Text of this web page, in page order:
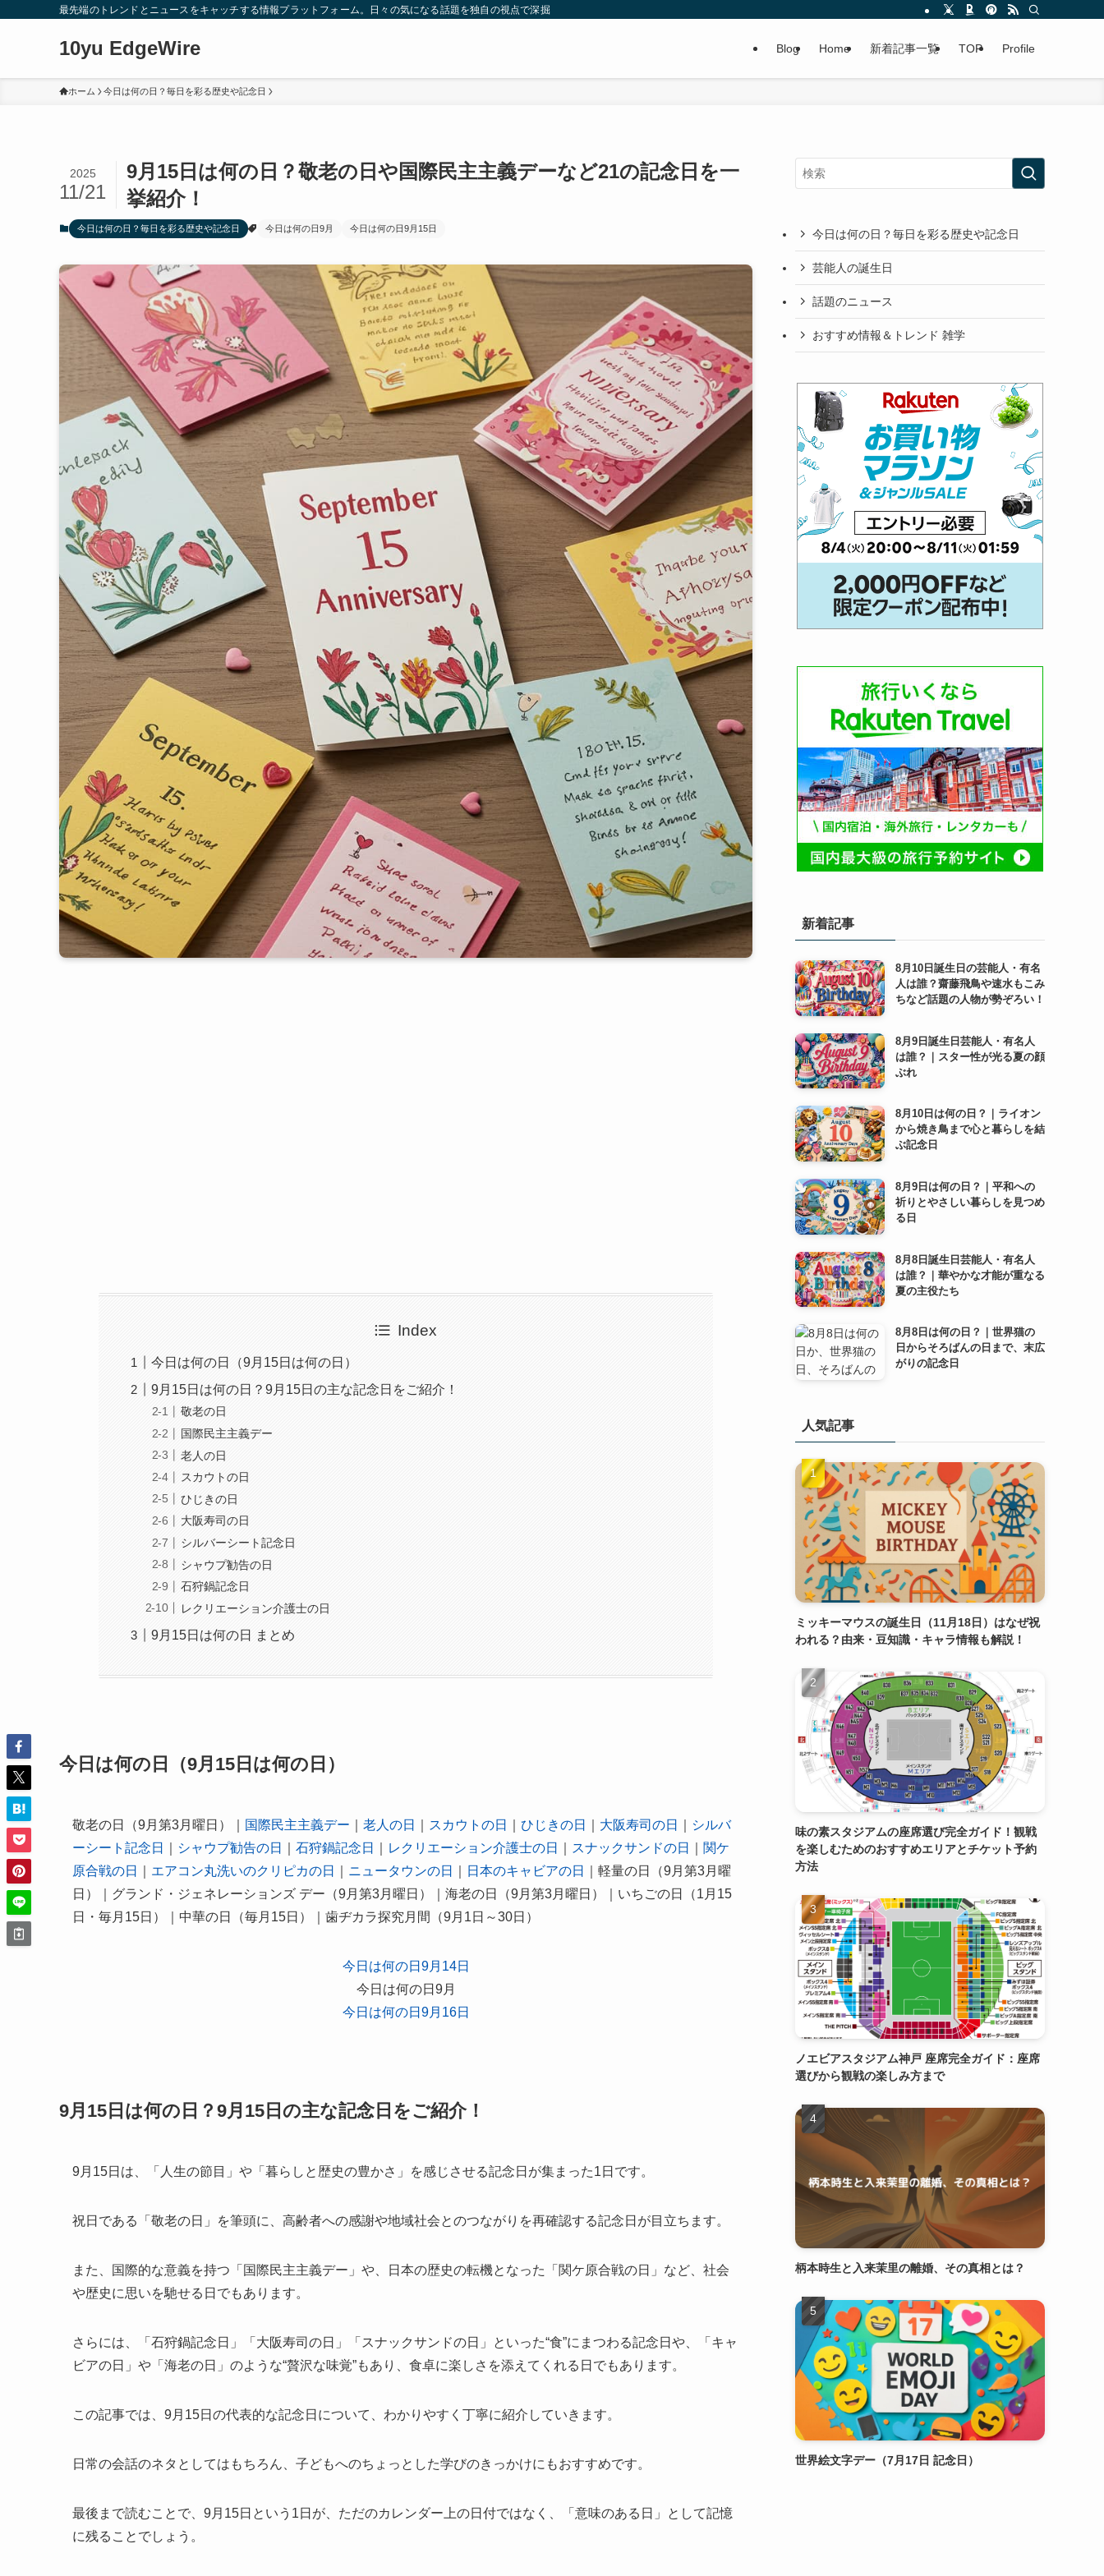
最先端のトレンドとニュースをキャッチする情報プラットフォーム。日々の気になる話題を独自の視点で深掘りしたコンテンツをお届けします。
10yu EdgeWire Blog Home 新着記事一覧 TOP Profile
ホーム 今日は何の日？毎日を彩る歴史や記念日
9月15日は何の日？敬老の日や国際民主主義デーなど21の記念日を一
挙紹介！
2025
11/21
今日は何の日？毎日を彩る歴史や記念日 今日は何の日9月 今日は何の日9月15日
Index
今日は何の日（9月15日は何の日）
9月15日は何の日？9月15日の主な記念日をご紹介！
敬老の日
国際民主主義デー
老人の日
スカウトの日
ひじきの日
大阪寿司の日
シルバーシート記念日
シャウプ勧告の日
石狩鍋記念日
レクリエーション介護士の日
9月15日は何の日 まとめ
今日は何の日（9月15日は何の日）
敬老の日（9月第3月曜日）｜ 国際民主主義デー 老人の日 スカウトの日 ひじきの日 大阪寿司の日
シルバ
ーシート記念日
シャウプ勧告の日 石狩鍋記念日 レクリエーション介護士の日 スナックサンドの日
関ケ
原合戦の日
エアコン丸洗いのクリピカの日 ニュータウンの日 日本のキャビアの日
｜軽量の日（9月第3月曜
日）｜グランド・ジェネレーションズ デー（9月第3月曜日）｜海老の日（9月第3月曜日）｜いちごの日（1月15
日・毎月15日）｜中華の日（毎月15日）｜歯ヂカラ探究月間（9月1日～30日）
今日は何の日9月14日
今日は何の日9月
今日は何の日9月16日
9月15日は何の日？9月15日の主な記念日をご紹介！
9月15日は、「人生の節目」や「暮らしと歴史の豊かさ」を感じさせる記念日が集まった1日です。
祝日である「敬老の日」を筆頭に、高齢者への感謝や地域社会とのつながりを再確認する記念日が目立ちます。
また、国際的な意義を持つ「国際民主主義デー」や、日本の歴史の転機となった「関ケ原合戦の日」など、社会
や歴史に思いを馳せる日でもあります。
さらには、「石狩鍋記念日」「大阪寿司の日」「スナックサンドの日」といった“食”にまつわる記念日や、「キャ
ビアの日」や「海老の日」のような“贅沢な味覚”もあり、食卓に楽しさを添えてくれる日でもあります。
この記事では、9月15日の代表的な記念日について、わかりやすく丁寧に紹介していきます。
日常の会話のネタとしてはもちろん、子どもへのちょっとした学びのきっかけにもおすすめです。
最後まで読むことで、9月15日という1日が、ただのカレンダー上の日付ではなく、「意味のある日」として記憶
に残ることでしょう。
今日は何の日？毎日を彩る歴史や記念日
芸能人の誕生日
話題のニュース
おすすめ情報＆トレンド 雑学
新着記事
8月10日誕生日の芸能人・有名
人は誰？齋藤飛鳥や速水もこみ
ちなど話題の人物が勢ぞろい！
8月9日誕生日芸能人・有名人
は誰？｜スター性が光る夏の顔
ぶれ
8月10日は何の日？｜ライオン
から焼き鳥まで心と暮らしを結
ぶ記念日
8月9日は何の日？｜平和への
祈りとやさしい暮らしを見つめ
る日
8月8日誕生日芸能人・有名人
は誰？｜華やかな才能が重なる
夏の主役たち
8月8日は何の日？｜世界猫の
日からそろばんの日まで、末広
がりの記念日
人気記事
ミッキーマウスの誕生日（11月18日）はなぜ祝
われる？由来・豆知識・キャラ情報も解説！
味の素スタジアムの座席選び完全ガイド！観戦
を楽しむためのおすすめエリアとチケット予約
方法
ノエビアスタジアム神戸 座席完全ガイド：座席
選びから観戦の楽しみ方まで
柄本時生と入来茉里の離婚、その真相とは？
世界絵文字デー（7月17日 記念日）